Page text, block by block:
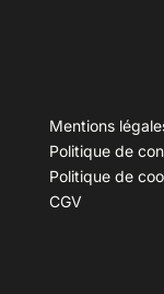
Mentions
Politique de
Politique de
CGV